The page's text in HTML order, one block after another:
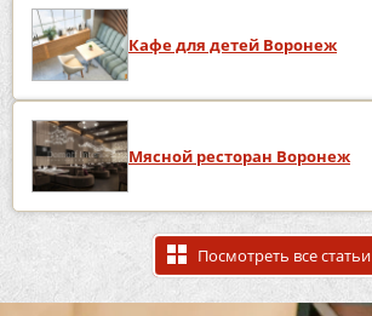
Кафе для детей Воронеж
Мясной ресторан Воронеж
Посмотреть все статьи